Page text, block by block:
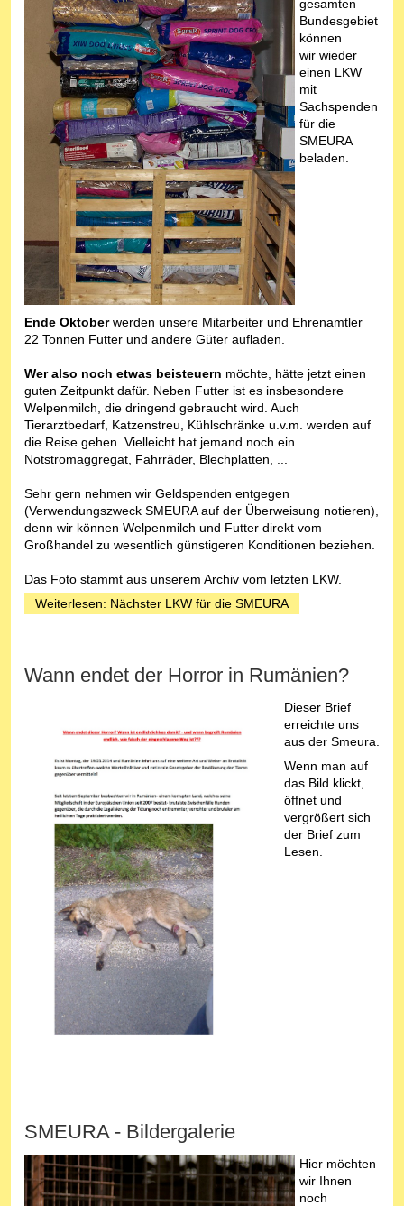
gesamten
Bundesgebiet
können
wir wieder
einen LKW
mit
Sachspenden
für die
SMEURA
beladen.
Ende Oktoberwerden unsere Mitarbeiter und Ehrenamtler
22 Tonnen Futter und andere Güter aufladen.
Wer also noch etwas beisteuern möchte, hätte jetzt einen
guten Zeitpunkt dafür. Neben Futter ist es insbesondere
Welpenmilch, die dringend gebraucht wird. Auch
Tierarztbedarf, Katzenstreu, Kühlschränke u.v.m. werden auf
die Reise gehen. Vielleicht hat jemand noch ein
Notstromaggregat, Fahrräder, Blechplatten, ...
Sehr gern nehmen wir Geldspenden entgegen
(Verwendungszweck SMEURA auf der Überweisung notieren),
denn wir können Welpenmilch und Futter direkt vom
Großhandel zu wesentlich günstigeren Konditionen beziehen.
Das Foto stammt aus unserem Archiv vom letzten LKW.
Weiterlesen: Nächster LKW für die SMEURA
Wann endet der Horror in Rumänien?
Dieser Brief
erreichte uns
aus der Smeura.
Wenn man auf
das Bild klickt,
öffnet und
vergrößert sich
der Brief zum
Lesen.
SMEURA - Bildergalerie
Hier möchten
wir Ihnen
noch